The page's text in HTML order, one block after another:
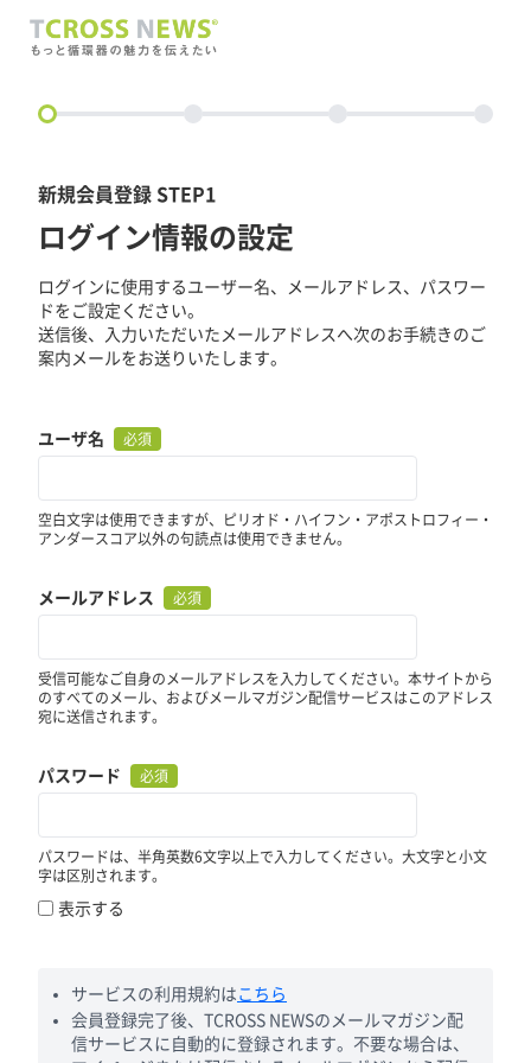
circle
新規会員登録 STEP1
ログイン情報の設定
ログインに使用するユーザー名、メールアドレス、パスワー
ドをご設定ください。
送信後、入力いただいたメールアドレスへ次のお手続きのご
案内メールをお送りいたします。
ユーザ名 必須
空白文字は使用できますが、ピリオド・ハイフン・アポストロフィー・
アンダースコア以外の句読点は使用できません。
メールアドレス 必須
受信可能なご自身のメールアドレスを入力してください。本サイトから
のすべてのメール、およびメールマガジン配信サービスはこのアドレス
宛に送信されます。
パスワード 必須
パスワードは、半角英数6文字以上で入力してください。大文字と小文
字は区別されます。
表示する
サービスの利用規約は こちら
会員登録完了後、TCROSS NEWSのメールマガジン配
信サービスに自動的に登録されます。不要な場合は、